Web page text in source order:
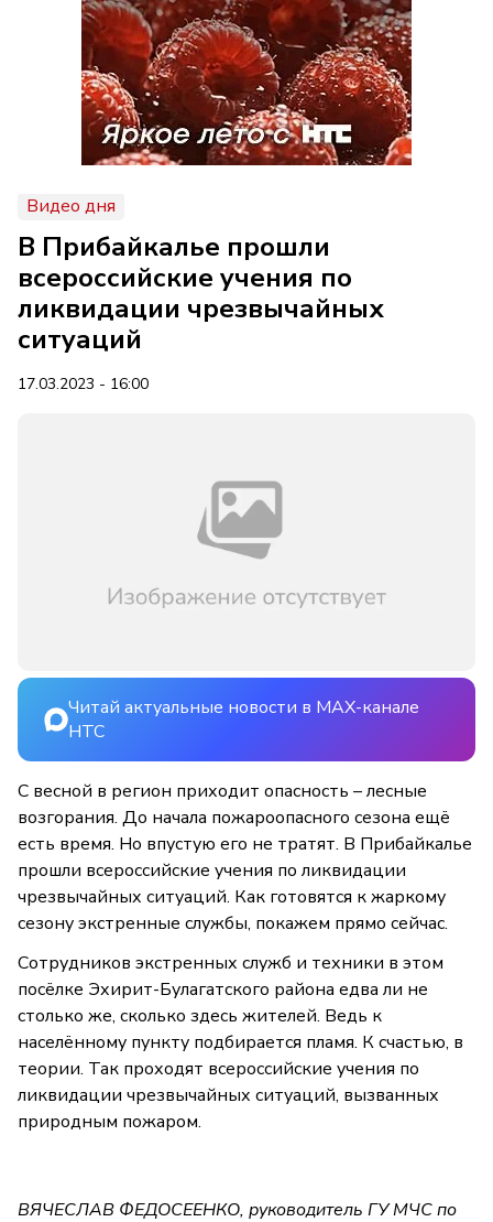
Видео дня
В Прибайкалье прошли
всероссийские учения по
ликвидации чрезвычайных
ситуаций
17.03.2023 - 16:00
Читай актуальные новости в MAX-канале
НТС
С весной в регион приходит опасность – лесные
возгорания. До начала пожароопасного сезона ещё
есть время. Но впустую его не тратят. В Прибайкалье
прошли всероссийские учения по ликвидации
чрезвычайных ситуаций. Как готовятся к жаркому
сезону экстренные службы, покажем прямо сейчас.
Сотрудников экстренных служб и техники в этом
посёлке Эхирит-Булагатского района едва ли не
столько же, сколько здесь жителей. Ведь к
населённому пункту подбирается пламя. К счастью, в
теории. Так проходят всероссийские учения по
ликвидации чрезвычайных ситуаций, вызванных
природным пожаром.
ВЯЧЕСЛАВ ФЕДОСЕЕНКО, руководитель ГУ МЧС по